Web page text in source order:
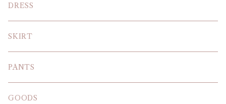
KNIT
BLOUSE
T-SHIRT
SWEAT SHIRT
DRESS
SKIRT
PANTS
GOODS